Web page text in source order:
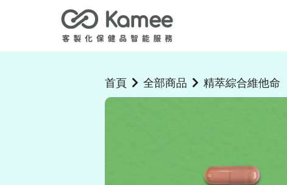
首頁 全部商品 精萃綜合維他命